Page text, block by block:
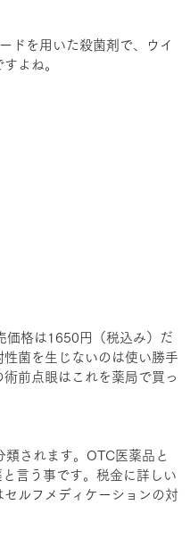
ドを用いた殺菌剤で、ウイ
よね。
価格は1650円（税込み）だ
菌を生じないのは使い勝手
前点眼はこれを薬局で買っ
されます。OTC医薬品と
言う事です。税金に詳しい
ルフメディケーションの対